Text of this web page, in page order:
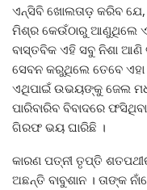
ଏନ୍ସିବି ଖୋଲତାଡ଼ କରିବ ଯେ,
ମିଶ୍ର କେଉଁଠାରୁ ଆଣୁଥିଲେ
ବାସ୍ତବିକ ଏହି ସବୁ ନିଶା ଆଣି
ସେବନ କରୁଥିଲେ ତେବେ
ଏଥିପାଇଁ ଉଭୟଙ୍କୁ ଜେଲ
ପାରିବାରିବ ବିବାଦରେ
ଗିରଫ ଭୟ ଘାରିଛି ।
କାରଣ ପତ୍ନୀ ତୃପ୍ତି
ଅଛନ୍ତି ବାବୁଶାନ । ତାଙ୍କ